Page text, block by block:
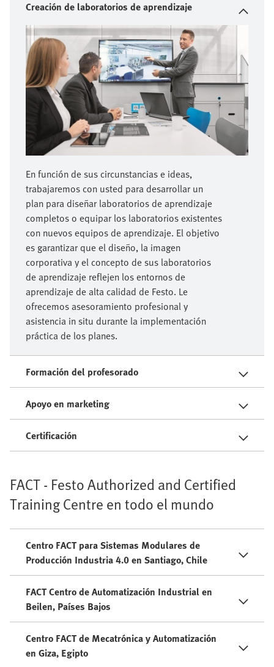
Creación de laboratorios de aprendizaje
En función de sus circunstancias e ideas,
trabajaremos con usted para desarrollar un
plan para diseñar laboratorios de aprendizaje
completos o equipar los laboratorios existentes
con nuevos equipos de aprendizaje. El objetivo
es garantizar que el diseño, la imagen
corporativa y el concepto de sus laboratorios
de aprendizaje reflejen los entornos de
aprendizaje de alta calidad de Festo. Le
ofrecemos asesoramiento profesional y
asistencia in situ durante la implementación
práctica de los planes.
Formación del profesorado
Apoyo en marketing
Certificación
FACT - Festo Authorized and Certified
Training Centre en todo el mundo
Centro FACT para Sistemas Modulares de
Producción Industria 4.0 en Santiago, Chile
FACT Centro de Automatización Industrial en
Beilen, Países Bajos
Centro FACT de Mecatrónica y Automatización
en Giza, Egipto